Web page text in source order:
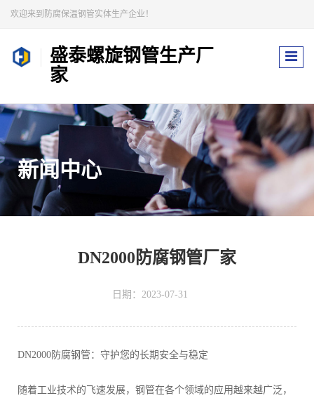
欢迎来到防腐保温钢管实体生产企业！
盛泰螺旋钢管生产厂
家
新闻中心
DN2000防腐钢管厂家
日期：2023-07-31
DN2000防腐钢管：守护您的长期安全与稳定
随着工业技术的飞速发展，钢管在各个领域的应用越来越广泛，